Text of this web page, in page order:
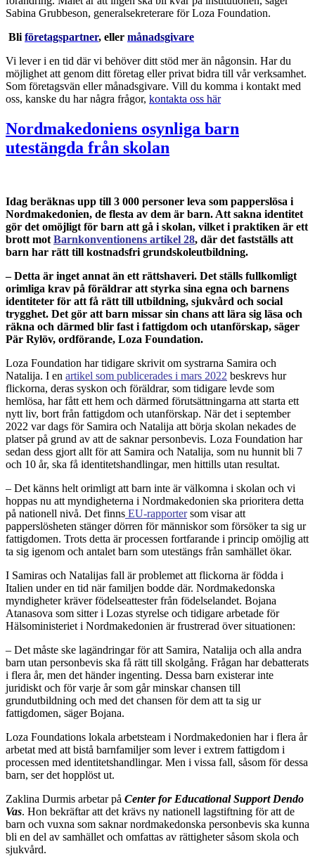
Sabina Grubbeson, generalsekreterare för Loza Foundation.
Bliföretagspartner, eller månadsgivare
Vi lever i en tid där vi behöver ditt stöd mer än någonsin. Har du
möjlighet att genom ditt företag eller privat bidra till vår verksamhet.
Som företagsvän eller månadsgivare. Vill du komma i kontakt med
oss, kanske du har några frågor, kontakta oss här
Nordmakedoniens osynliga barn
utestängda från skolan
Idag beräknas upp till 3 000 personer leva som papperslösa i
Nordmakedonien, de flesta av dem är barn. Att sakna identitet
gör det omöjligt för barn att gå i skolan, vilket i praktiken är ett
brott mot Barnkonventionens artikel 28, där det fastställs att
barn har rätt till kostnadsfri grundskoleutbildning.
– Detta är inget annat än ett rättshaveri. Det ställs fullkomligt
orimliga krav på föräldrar att styrka sina egna och barnens
identiteter för att få rätt till utbildning, sjukvård och social
trygghet. Det gör att barn missar sin chans att lära sig läsa och
räkna och därmed blir fast i fattigdom och utanförskap, säger
Pär Rylöv, ordförande, Loza Foundation.
Loza Foundation har tidigare skrivit om systrarna Samira och
Natalija. I en artikel som publicerades i mars 2022 beskrevs hur
flickorna, deras syskon och föräldrar, som tidigare levde som
hemlösa, har fått ett hem och därmed förutsättningarna att starta ett
nytt liv, bort från fattigdom och utanförskap. När det i september
2022 var dags för Samira och Natalija att börja skolan nekades de
platser på grund av att de saknar personbevis. Loza Foundation har
sedan dess gjort allt för att Samira och Natalija, som nu hunnit bli 7
och 10 år, ska få identitetshandlingar, men hittills utan resultat.
– Det känns helt orimligt att barn inte är välkomna i skolan och vi
hoppas nu att myndigheterna i Nordmakedonien ska prioritera detta
på nationell nivå. Det finns EU-rapportersom visar att
papperslösheten stänger dörren för människor som försöker ta sig ur
fattigdomen. Trots detta är processen fortfarande i princip omöjlig att
ta sig igenom och antalet barn som utestängs från samhället ökar.
I Samiras och Natalijas fall är problemet att flickorna är födda i
Italien under en tid när familjen bodde där. Nordmakedonska
myndigheter kräver födelseattester från födelselandet. Bojana
Atanasova som sitter i Lozas styrelse och tidigare arbetade för
Hälsoministeriet i Nordmakedonien är frustrerad över situationen:
– Det måste ske lagändringar för att Samira, Natalija och alla andra
barn utan personbevis ska få rätt till skolgång. Frågan har debatterats
i flera år, men det händer ingenting. Dessa barn existerar inte
juridiskt och för varje år som går minskar chansen till
grundutbildning och med det chansen för dem att ta sig ur
fattigdomen, säger Bojana.
Loza Foundations lokala arbetsteam i Nordmakedonien har i flera år
arbetat med att bistå barnfamiljer som lever i extrem fattigdom i
processen med identitetshandlingar. Men i vissa fall, såsom för dessa
barn, ser det hopplöst ut.
Zaklina Durmis arbetar på Center for Educational Support Dendo
Vas. Hon bekräftar att det krävs ny nationell lagstiftning för att de
barn och vuxna som saknar nordmakedonska personbevis ska kunna
bli en del av samhället och omfattas av rättigheter såsom skola och
sjukvård.